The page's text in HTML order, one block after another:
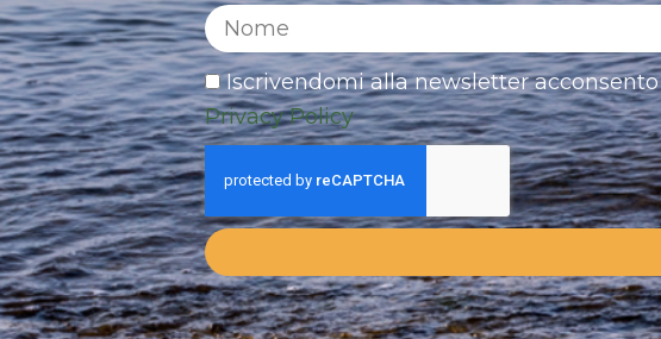
Iscrivendomi alla newsletter
Privacy Policy